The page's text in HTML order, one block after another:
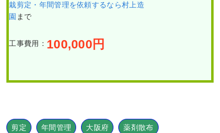
栽剪定・年間管理を依頼するなら村上造
園 まで
工事費用： 100,000 円
剪定 年間管理 大阪府 薬剤散布